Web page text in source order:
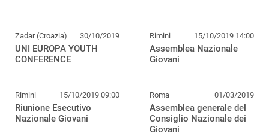
Zadar (Croazia) 30/10/2019
UNI EUROPA YOUTH
CONFERENCE
Rimini 15/10/2019 14:00
Assemblea Nazionale
Giovani
Rimini 15/10/2019 09:00
Riunione Esecutivo
Nazionale Giovani
Roma 01/03/2019
Assemblea generale del
Consiglio Nazionale dei
Giovani